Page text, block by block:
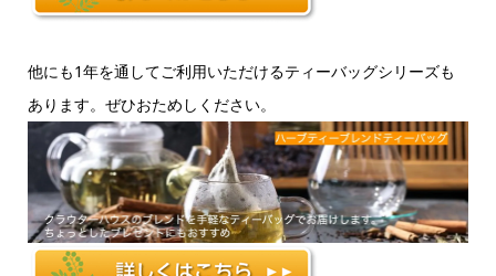
他にも1年を通してご利用いただけるティーバッグシリーズも
あります。ぜひおためしください。